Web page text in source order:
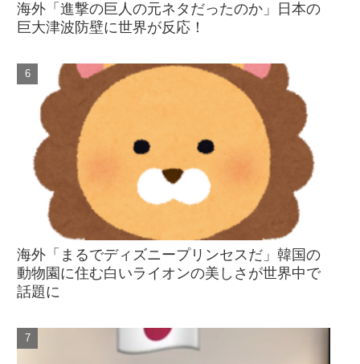
海外「進撃の巨人の元ネタだったのか」日本の
巨大津波防壁に世界が反応！
海外「まるでディズニープリンセスだ」韓国の
動物園に住む白いライオンの美しさが世界中で
話題に